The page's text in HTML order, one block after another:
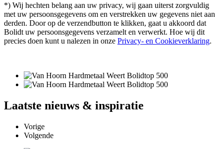
*) Wij hechten belang aan uw privacy, wij gaan uiterst zorgvuldig
met uw persoonsgegevens om en verstrekken uw gegevens niet aan
derden. Door op de verzendbutton te klikken, gaat u akkoord dat
Bolidt uw persoonsgegevens verzamelt en verwerkt. Hoe wij dit
precies doen kunt u nalezen in onze Privacy- en Cookieverklaring.
Laatste nieuws & inspiratie
Vorige
Volgende